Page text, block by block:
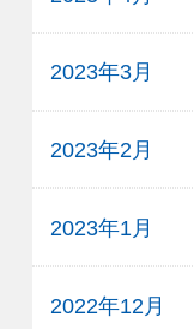
2023年3月
2023年2月
2023年1月
2022年12月